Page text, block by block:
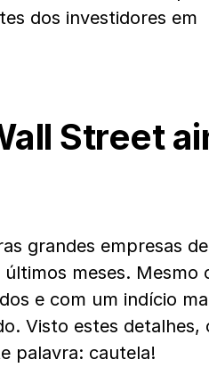
dos investidores em
Street
grandes empresas de
meses. Mesmo
e com um indício
Visto estes detalhes,
palavra: cautela!